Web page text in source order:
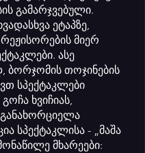
გამარჯვებული.
ეტაპზე,
რეჟისორების მიერ
ასე
ბორჯომის თოჯინების
სპექტაკლები
ხვიჩიას,
სპექტაკლისა - „მაშა
მხარეები: